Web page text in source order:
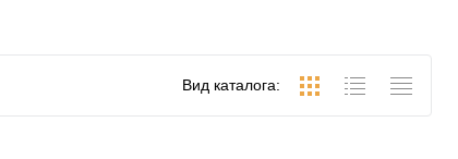
Вид каталога: